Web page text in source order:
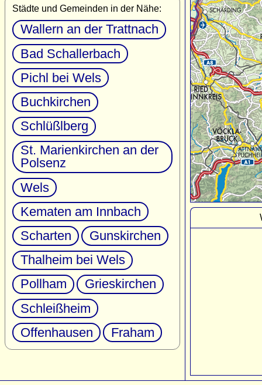
Städte und Gemeinden in der Nähe:
Wallern an der Trattnach
Bad Schallerbach
Pichl bei Wels
Buchkirchen
Schlüßlberg
St. Marienkirchen an der
Polsenz
Wels
Kematen am Innbach
Scharten
Gunskirchen
Thalheim bei Wels
Pollham
Grieskirchen
Schleißheim
Offenhausen
Fraham